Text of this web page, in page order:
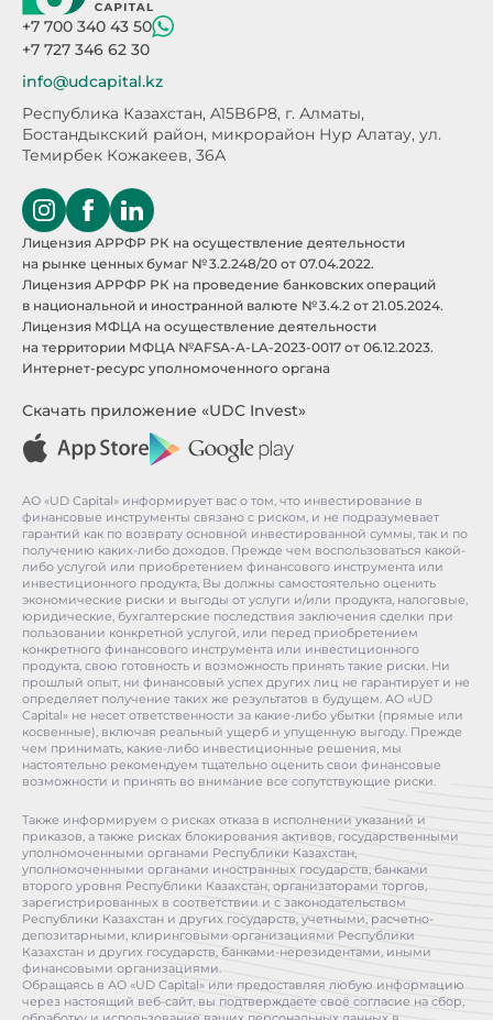
+7 700 340 43 50
+7 727 346 62 30
info@udcapital.kz
Республика Казахстан, A15B6P8, г. Алматы,
Бостандыкский район, микрорайон Нур Алатау, ул.
Темирбек Кожакеев, 36А
Лицензия АРРФР РК на осуществление деятельности
на рынке ценных бумаг № 3.2.248/20 от 07.04.2022.
Лицензия АРРФР РК на проведение банковских операций
в национальной и иностранной валюте № 3.4.2 от 21.05.2024.
Лицензия МФЦА на осуществление деятельности
на территории МФЦА №AFSA-A-LA-2023-0017 от 06.12.2023.
Интернет-ресурс уполномоченного органа
Скачать приложение «UDC Invest»
АО «UD Capital» информирует вас о том, что инвестирование в
финансовые инструменты связано с риском, и не подразумевает
гарантий как по возврату основной инвестированной суммы, так и по
получению каких-либо доходов. Прежде чем воспользоваться какой-
либо услугой или приобретением финансового инструмента или
инвестиционного продукта, Вы должны самостоятельно оценить
экономические риски и выгоды от услуги и/или продукта, налоговые,
юридические, бухгалтерские последствия заключения сделки при
пользовании конкретной услугой, или перед приобретением
конкретного финансового инструмента или инвестиционного
продукта, свою готовность и возможность принять такие риски. Ни
прошлый опыт, ни финансовый успех других лиц не гарантирует и не
определяет получение таких же результатов в будущем. АО «UD
Capital» не несет ответственности за какие-либо убытки (прямые или
косвенные), включая реальный ущерб и упущенную выгоду. Прежде
чем принимать, какие-либо инвестиционные решения, мы
настоятельно рекомендуем тщательно оценить свои финансовые
возможности и принять во внимание все сопутствующие риски.
Также информируем о рисках отказа в исполнении указаний и
приказов, а также рисках блокирования активов, государственными
уполномоченными органами Республики Казахстан,
уполномоченными органами иностранных государств, банками
второго уровня Республики Казахстан, организаторами торгов,
зарегистрированных в соответствии и с законодательством
Республики Казахстан и других государств, учетными, расчетно-
депозитарными, клиринговыми организациями Республики
Казахстан и других государств, банками-нерезидентами, иными
финансовыми организациями.
Обращаясь в АО «UD Capital» или предоставляя любую информацию
через настоящий веб-сайт, вы подтверждаете своё согласие на сбор,